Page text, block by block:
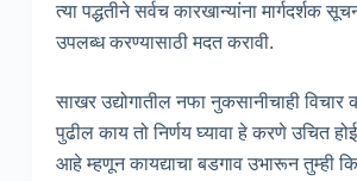
त्या पद्धतीने सर्वच कारखान्यांना मार्गदर्शक
उपलब्ध करण्यासाठी मदत करावी.
साखर उद्योगातील नफा नुकसानीचाही विचार
पुढील काय तो निर्णय घ्यावा हे करणे उचित
आहे म्हणून कायद्याचा बडगाव उभारून तुम्ही